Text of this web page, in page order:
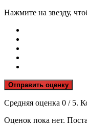
Нажмите на звезду,
Отправить оценку
Средняя оценка 0 / 5.
Оценок пока нет.